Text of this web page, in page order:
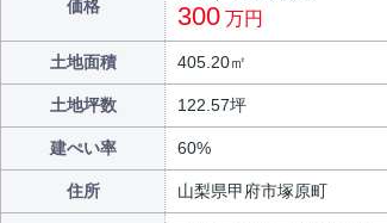
価格 300 万円
土地面積 405.20㎡
土地坪数 122.57坪
建ぺい率 60%
住所 山梨県甲府市塚原町